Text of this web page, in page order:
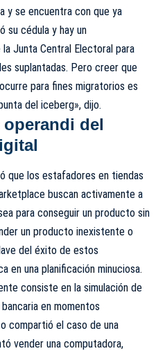
y se encuentra con que ya
su cédula y hay un
Junta Central Electoral para
suplantadas. Pero creer que
para fines migratorios es
del iceberg», dijo.
del
que los estafadores en tiendas
buscan activamente a
para conseguir un producto sin
un producto inexistente o
del éxito de estos
en una planificación minuciosa.
consiste en la simulación de
en momentos
compartió el caso de una
vender una computadora,